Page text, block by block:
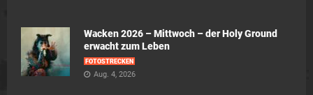
Wacken 2026 – Mittwoch – der Holy Ground
erwacht zum Leben
FOTOSTRECKEN
Aug. 4, 2026